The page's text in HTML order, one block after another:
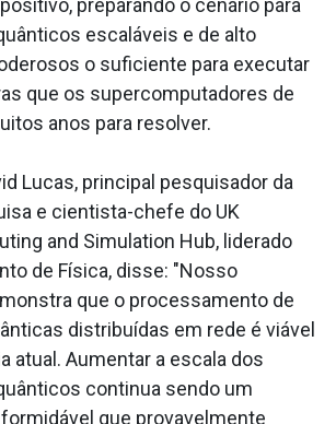
preparando o cenário para
escaláveis e de alto
o suficiente para executar
que os supercomputadores de
anos para resolver.
Lucas, principal pesquisador da
e cientista-chefe do UK
and Simulation Hub, liderado
de Física, disse: "Nosso
que o processamento de
distribuídas em rede é viável
atual. Aumentar a escala dos
continua sendo um
que provavelmente